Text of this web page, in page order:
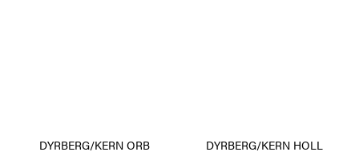
DYRBERG/KERN ORB
DYRBERG/KERN HOLL